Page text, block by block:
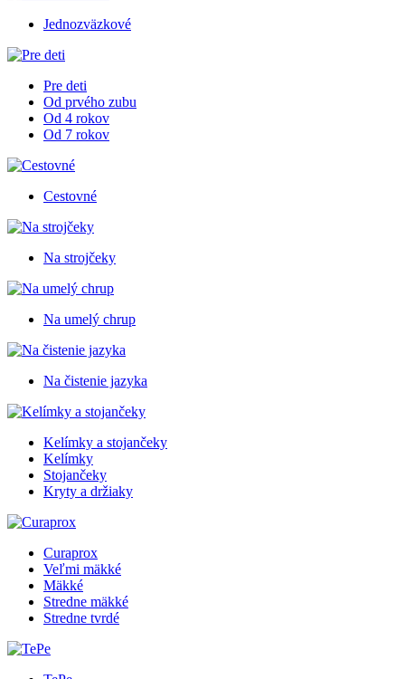
Jednozväzkové
Pre deti
Od prvého zubu
Od 4 rokov
Od 7 rokov
Cestovné
Na strojčeky
Na umelý chrup
Na čistenie jazyka
Kelímky a stojančeky
Kelímky
Stojančeky
Kryty a držiaky
Curaprox
Veľmi mäkké
Mäkké
Stredne mäkké
Stredne tvrdé